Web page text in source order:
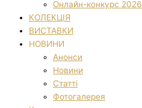
Онлайн-конкурс 2026
КОЛЕКЦІЯ
ВИСТАВКИ
НОВИНИ
Анонси
Новини
Статті
Фотогалерея